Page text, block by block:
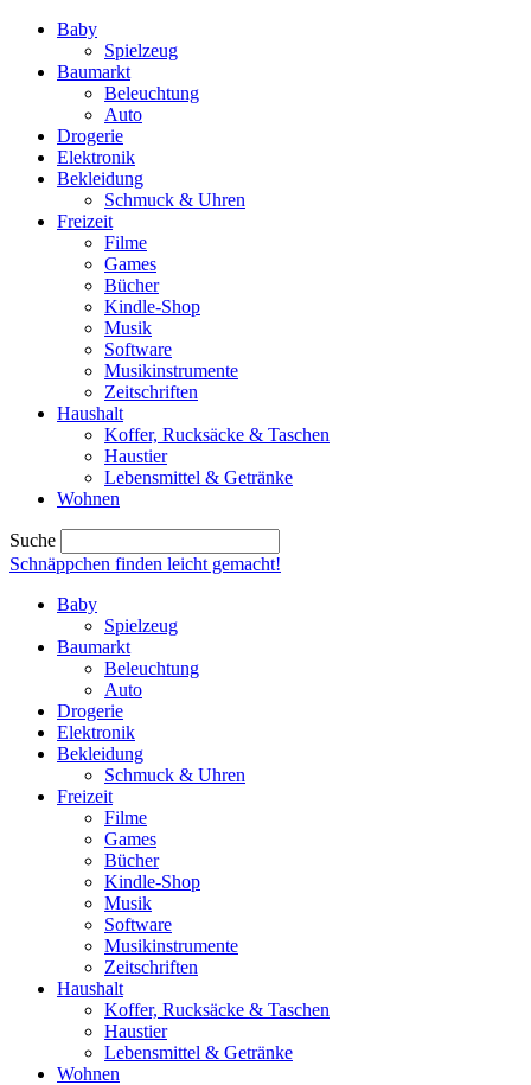
Baby
Spielzeug
Baumarkt
Beleuchtung
Auto
Drogerie
Elektronik
Bekleidung
Schmuck & Uhren
Freizeit
Filme
Games
Bücher
Kindle-Shop
Musik
Software
Musikinstrumente
Zeitschriften
Haushalt
Koffer, Rucksäcke & Taschen
Haustier
Lebensmittel & Getränke
Wohnen
Suche
Schnäppchen finden leicht gemacht!
Baby
Spielzeug
Baumarkt
Beleuchtung
Auto
Drogerie
Elektronik
Bekleidung
Schmuck & Uhren
Freizeit
Filme
Games
Bücher
Kindle-Shop
Musik
Software
Musikinstrumente
Zeitschriften
Haushalt
Koffer, Rucksäcke & Taschen
Haustier
Lebensmittel & Getränke
Wohnen